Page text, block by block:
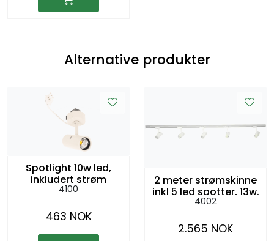
Alternative produkter
Spotlight 10w led,
inkludert strøm
4100
463 NOK
2 meter strømskinne
inkl 5 led spotter, 13w.
grå,
4002
2.565 NOK